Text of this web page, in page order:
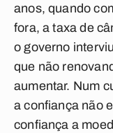
anos, quando
fora, a taxa de
o governo
que não
aumentar. Num
a confiança não
confiança a